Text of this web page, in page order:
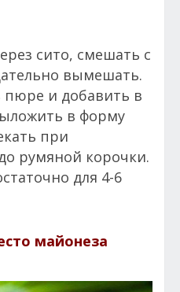
сито, смешать с
вымешать.
пюре и добавить в
в форму
при
румяной корочки.
для 4-6
майонеза